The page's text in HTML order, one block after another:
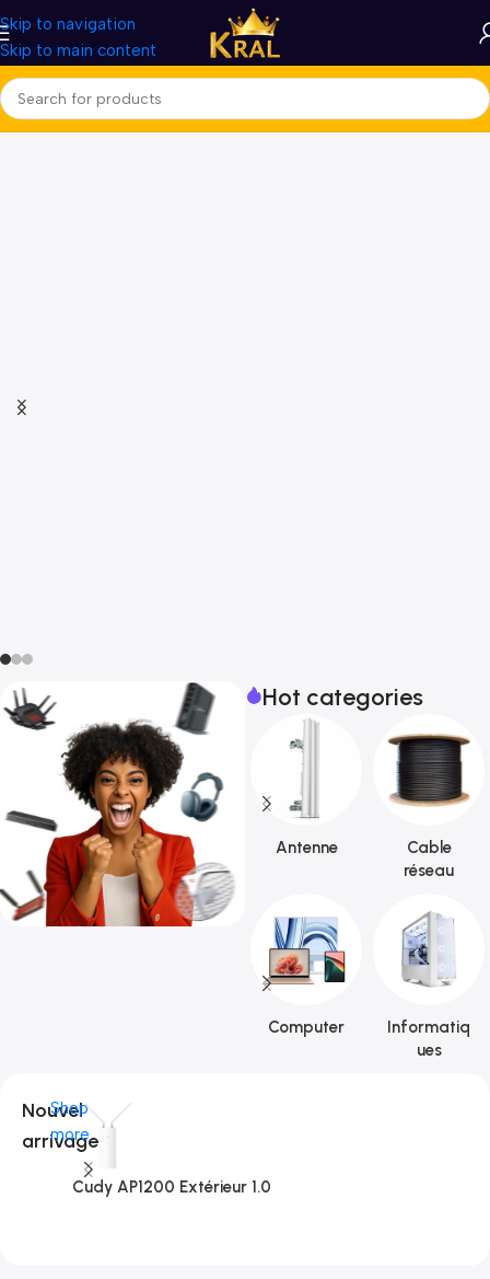
Skip to navigation
Skip to main content
Hot categories
Antenne
Cable
réseau
Computer
Informatiq
ues
Nouvel
arrivage
Shop
more
Cudy AP1200 Extérieur 1.0